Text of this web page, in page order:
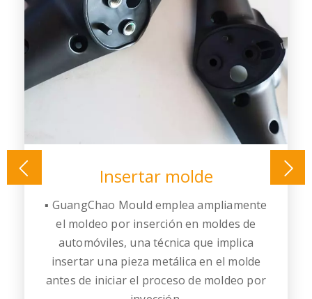
Insertar molde
▪ GuangChao Mould emplea ampliamente
el moldeo por inserción en moldes de
automóviles, una técnica que implica
insertar una pieza metálica en el molde
antes de iniciar el proceso de moldeo por